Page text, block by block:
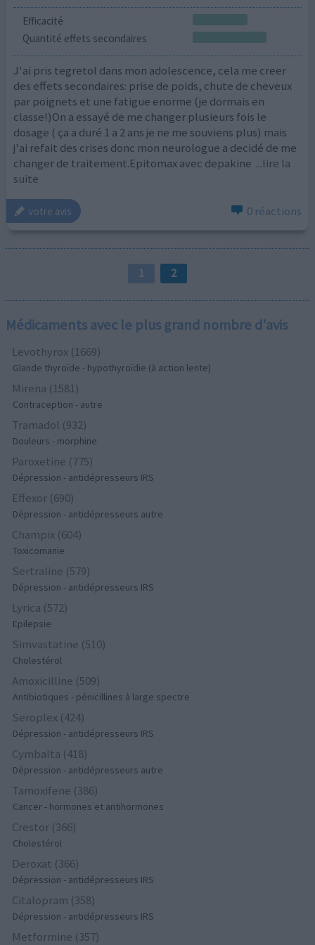
Efficacité
Quantité effets secondaires
J'ai pris tegretol dans mon adolescence, cela me creer
des effets secondaires: prise de poids, chute de cheveux
par poignets et une fatigue enorme (je dormais en
classe!)On a essayé de me changer plusieurs fois le
dosage ( ça a duré 1 a 2 ans je ne me souviens plus) mais
j'ai refait des crises donc mon neurologue a decidé de me
changer de traitement.Epitomax avec depakine ...lire la
suite
votre avis 0 réactions
1 2
Médicaments avec le plus grand nombre d'avis
Levothyrox (1669)
Glande thyroïde - hypothyroïdie (à action lente)
Mirena (1581)
Contraception - autre
Tramadol (932)
Douleurs - morphine
Paroxetine (775)
Dépression - antidépresseurs IRS
Effexor (690)
Dépression - antidépresseurs autre
Champix (604)
Toxicomanie
Sertraline (579)
Dépression - antidépresseurs IRS
Lyrica (572)
Epilepsie
Simvastatine (510)
Cholestérol
Amoxicilline (509)
Antibiotiques - pénicillines à large spectre
Seroplex (424)
Dépression - antidépresseurs IRS
Cymbalta (418)
Dépression - antidépresseurs autre
Tamoxifene (386)
Cancer - hormones et antihormones
Crestor (366)
Cholestérol
Deroxat (366)
Dépression - antidépresseurs IRS
Citalopram (358)
Dépression - antidépresseurs IRS
Metformine (357)